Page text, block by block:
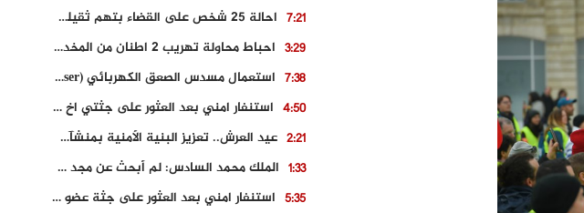
7:21
احالة 25 شخص على القضاء بتهم ثقيلة على خلفية احداث المناطق الشمالية
3:29
احباط محاولة تهريب 2 اطنان من المخدرات بتارودانت
7:38
استعمال مسدس الصعق الكهربائي (Taser) من اجل تحرير شابة محتجزة
4:50
استنفار امني بعد العثور على جثتي اخ و ابن صاحب مطعم اسماك مشهور بطنجة
2:21
عيد العرش.. تعزيز البنية الأمنية بمنشآت و مصالح جديدة بكل من الحسيمة – فاس و الناظور
1:33
الملك محمد السادس: لم أبحث عن مجد شخصي.. وهَمي كرامة المغاربة
5:35
استنفار امني بعد العثور على جثة عضو سابق في حزب المصباح بالقنيطرة..